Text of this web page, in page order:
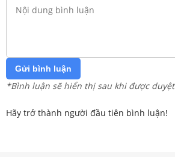
Gửi bình luận
*Bình luận sẽ hiển thị sau khi được duyệt
Hãy trở thành người đầu tiên bình luận!